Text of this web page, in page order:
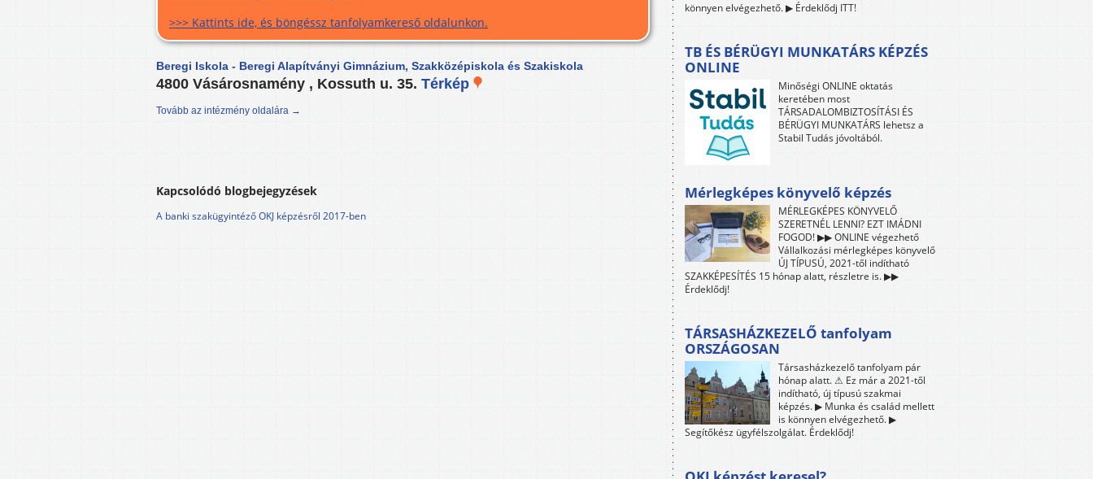
>>> Kattints ide, és böngéssz tanfolyamkereső oldalunkon.
Beregi Iskola - Beregi Alapítványi Gimnázium, Szakközépiskola és Szakiskola
4800 Vásárosnamény , Kossuth u. 35. Térkép
Tovább az intézmény oldalára →
Kapcsolódó blogbejegyzések
A banki szakügyintéző OKJ képzésről 2017-ben
könnyen elvégezhető. ▶ Érdeklődj ITT!
TB ÉS BÉRÜGYI MUNKATÁRS KÉPZÉS
ONLINE
Minőségi ONLINE oktatás
keretében most
TÁRSADALOMBIZTOSÍTÁSI ÉS
BÉRÜGYI MUNKATÁRS lehetsz a
Stabil Tudás jóvoltából.
Mérlegképes könyvelő képzés
MÉRLEGKÉPES KÖNYVELŐ
SZERETNÉL LENNI? EZT IMÁDNI
FOGOD! ▶▶ ONLINE végezhető
Vállalkozási mérlegképes könyvelő
ÚJ TÍPUSÚ, 2021-től indítható
SZAKKÉPESÍTÉS 15 hónap alatt, részletre is. ▶▶
Érdeklődj!
TÁRSASHÁZKEZELŐ tanfolyam
ORSZÁGOSAN
Társasházkezelő tanfolyam pár
hónap alatt. ⚠ Ez már a 2021-től
indítható, új típusú szakmai
képzés. ▶ Munka és család mellett
is könnyen elvégezhető. ▶
Segítőkész ügyfélszolgálat. Érdeklődj!